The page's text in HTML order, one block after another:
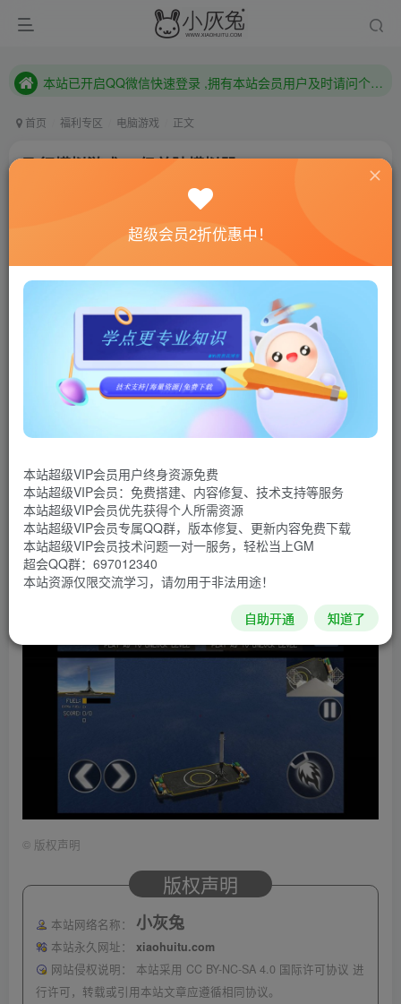
本站已开启QQ微信快速登录 ,拥有本站会员用户及时请问个人中心绑定！
首页 福利专区 电脑游戏 正文
飞行模拟游戏 一级着陆模拟器
联网教程： 内附教程
单机教程： 内附教程
不懂的话联系客服！！！
一级着陆模拟器是一款需要你操控火箭完美着陆地面的
飞行模拟器游戏，需要你克服各种危险的环境，让火箭能够
成功着陆地面。
游戏截图
© 版权声明
版权声明
本站网络名称： 小灰兔
本站永久网址：
xiaohuitu.com
网站侵权说明：
本站采用 CC BY-NC-SA 4.0 国际许可协议 进
行许可，转载或引用本站文章应遵循相同协议。
超级会员2折优惠中！
本站超级VIP会员用户终身资源免费
本站超级VIP会员：免费搭建、内容修复、技术支持等服务
本站超级VIP会员优先获得个人所需资源
本站超级VIP会员专属QQ群，版本修复、更新内容免费下载
本站超级VIP会员技术问题一对一服务，轻松当上GM
超会QQ群：697012340
本站资源仅限交流学习，请勿用于非法用途！
自助开通 知道了